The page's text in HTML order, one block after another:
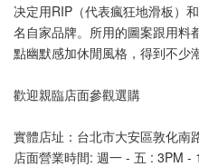
决定用RIP（代表瘋狂地滑板）
名自家品牌。所用的圖案跟用料
點幽默感加休閒風格，得到不少
歡迎親臨店面參觀選購
實體店址：台北市大安區敦化南
店面營業時間: 週一 - 五 : 3PM